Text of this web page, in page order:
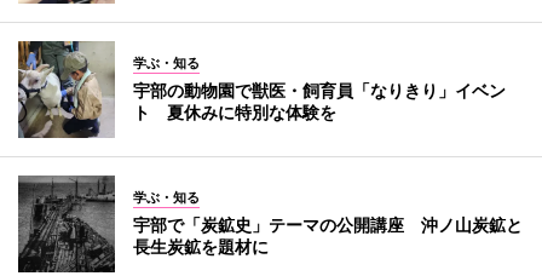
学ぶ・知る
宇部の動物園で獣医・飼育員「なりきり」イベン
ト 夏休みに特別な体験を
学ぶ・知る
宇部で「炭鉱史」テーマの公開講座 沖ノ山炭鉱と
長生炭鉱を題材に